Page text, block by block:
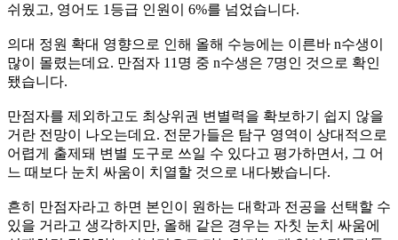
쉬웠고, 영어도 1등급 인원이 6%를 넘었습니다.
의대 정원 확대 영향으로 인해 올해 수능에는 이른바 n수생이
많이 몰렸는데요. 만점자 11명 중 n수생은 7명인 것으로 확인
됐습니다.
만점자를 제외하고도 최상위권 변별력을 확보하기 쉽지 않을
거란 전망이 나오는데요. 전문가들은 탐구 영역이 상대적으로
어렵게 출제돼 변별 도구로 쓰일 수 있다고 평가하면서, 그 어
느 때보다 눈치 싸움이 치열할 것으로 내다봤습니다.
흔히 만점자라고 하면 본인이 원하는 대학과 전공을 선택할 수
있을 거라고 생각하지만, 올해 같은 경우는 자칫 눈치 싸움에